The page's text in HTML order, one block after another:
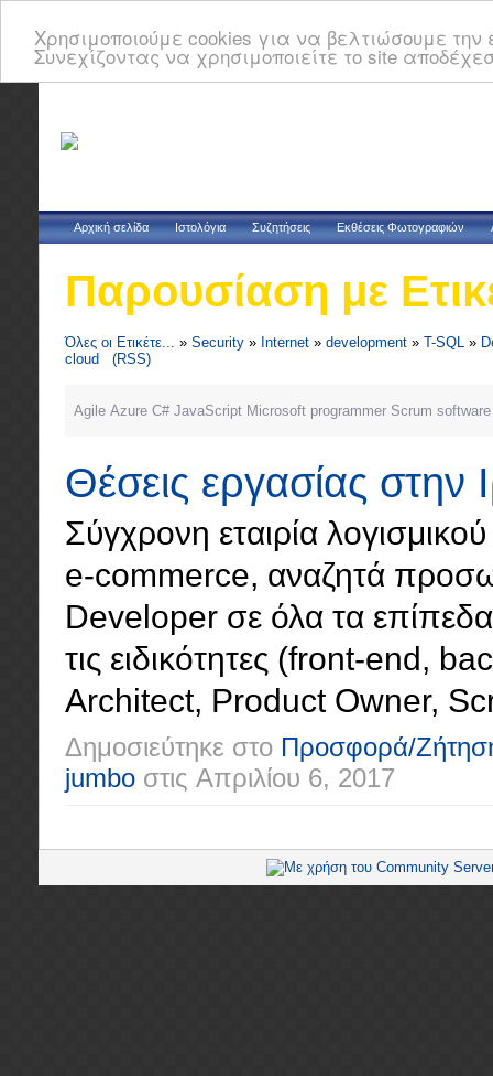
Χρησιμοποιούμε cookies για να βελτιώσουμε
Συνεχίζοντας να χρησιμοποιείτε το site
Αρχική σελίδα Ιστολόγια Συζητήσεις Εκθέσεις Φωτογραφιών
Παρουσίαση με
Όλες οι Ετικέτε... » Security » Internet » development » T-SQL »
cloud
(RSS)
Agile Azure C# JavaScript Microsoft programmer Scrum software
Θέσεις εργασίας στην
Σύγχρονη εταιρία
e-commerce, αναζητά
Developer σε όλα τα
τις ειδικότητες (front-end,
Architect, Product Owner,
Δημοσιεύτηκε στο Προσφορά/
jumbo στις Απριλίου 6, 2017